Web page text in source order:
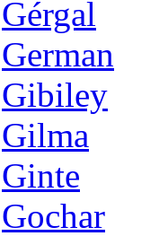
Gérgal
German
Gibiley
Gilma
Ginte
Gochar